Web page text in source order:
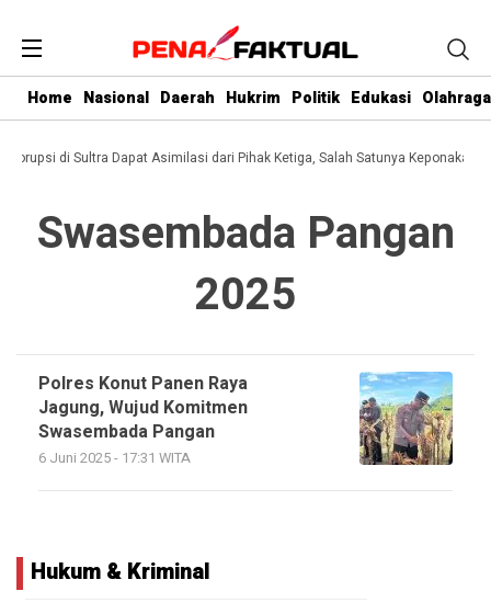
Home Nasional Daerah Hukrim Politik Edukasi Olahraga
Korupsi di Sultra Dapat Asimilasi dari Pihak Ketiga, Salah Satunya Keponakan
Swasembada Pangan
2025
Polres Konut Panen Raya
Jagung, Wujud Komitmen
Swasembada Pangan
6 Juni 2025 - 17:31 WITA
Hukum & Kriminal